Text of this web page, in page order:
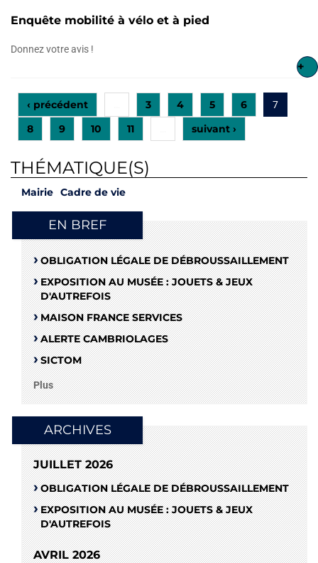
Enquête mobilité à vélo et à pied
Donnez votre avis !
+
‹ précédent 3 4 5 6 7
8 9 10 11 suivant ›
THÉMATIQUE(S)
Mairie Cadre de vie
EN BREF
OBLIGATION LÉGALE DE DÉBROUSSAILLEMENT
EXPOSITION AU MUSÉE : JOUETS & JEUX
D'AUTREFOIS
MAISON FRANCE SERVICES
ALERTE CAMBRIOLAGES
SICTOM
Plus
ARCHIVES
JUILLET 2026
OBLIGATION LÉGALE DE DÉBROUSSAILLEMENT
EXPOSITION AU MUSÉE : JOUETS & JEUX
D'AUTREFOIS
AVRIL 2026